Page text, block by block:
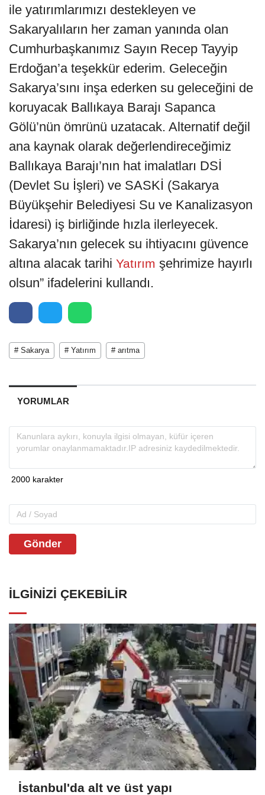
ile yatırımlarımızı destekleyen ve
Sakaryalıların her zaman yanında olan
Cumhurbaşkanımız Sayın Recep Tayyip
Erdoğan’a teşekkür ederim. Geleceğin
Sakarya’sını inşa ederken su geleceğini de
koruyacak Ballıkaya Barajı Sapanca
Gölü’nün ömrünü uzatacak. Alternatif değil
ana kaynak olarak değerlendireceğimiz
Ballıkaya Barajı’nın hat imalatları DSİ
(Devlet Su İşleri) ve SASKİ (Sakarya
Büyükşehir Belediyesi Su ve Kanalizasyon
İdaresi) iş birliğinde hızla ilerleyecek.
Sakarya’nın gelecek su ihtiyacını güvence
altına alacak tarihi Yatırım şehrimize hayırlı
olsun” ifadelerini kullandı.
# Sakarya # Yatırım # arıtma
YORUMLAR
Gönder
İLGINIZI ÇEKEBILIR
İstanbul'da alt ve üst yapı